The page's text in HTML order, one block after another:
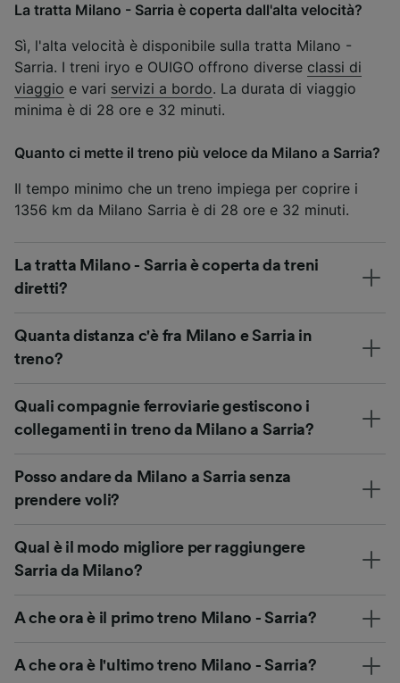
La tratta Milano - Sarria è coperta dall'alta velocità?
Sì, l'alta velocità è disponibile sulla tratta Milano -
Sarria. I treni iryo e OUIGO offrono diverse classi di
viaggio e vari servizi a bordo. La durata di viaggio
minima è di 28 ore e 32 minuti.
Quanto ci mette il treno più veloce da Milano a Sarria?
Il tempo minimo che un treno impiega per coprire i
1356 km da Milano Sarria è di 28 ore e 32 minuti.
La tratta Milano - Sarria è coperta da treni
diretti?
Quanta distanza c'è fra Milano e Sarria in
treno?
Quali compagnie ferroviarie gestiscono i
collegamenti in treno da Milano a Sarria?
Posso andare da Milano a Sarria senza
prendere voli?
Qual è il modo migliore per raggiungere
Sarria da Milano?
A che ora è il primo treno Milano - Sarria?
A che ora è l'ultimo treno Milano - Sarria?